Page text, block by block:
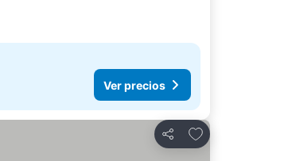
Ver precios
Compartir
Añadir a favoritos